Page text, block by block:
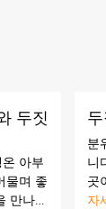
두짓
아부
물며 좋
만나게
분
니
곳
자